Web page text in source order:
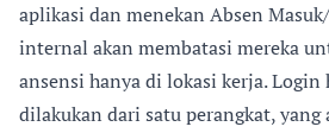
aplikasi dan menekan Absen
internal akan membatasi mereka
ansensi hanya di lokasi kerja. Login
dilakukan dari satu perangkat, yang